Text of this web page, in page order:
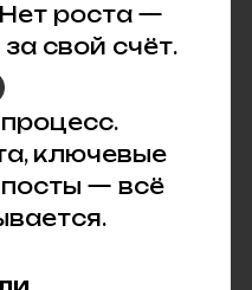
роста —
свой счёт.
ключевые
— всё